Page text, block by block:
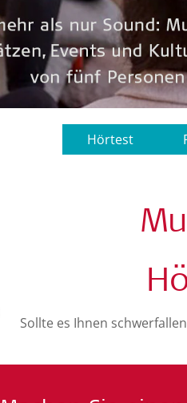
Hörtest
Sollte es Ihnen